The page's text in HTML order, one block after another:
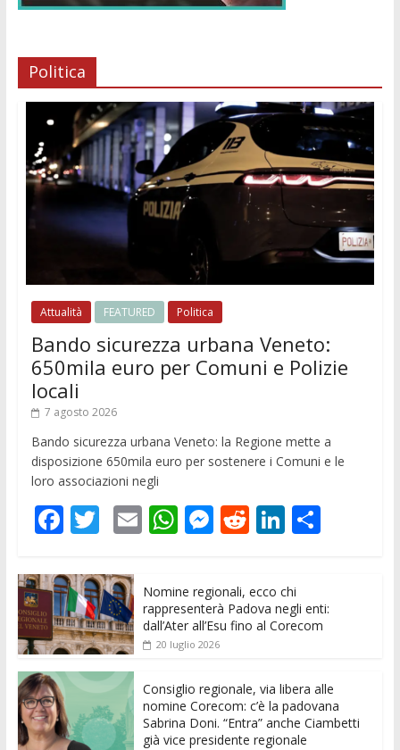
Politica
Attualità FEATURED Politica
Bando sicurezza urbana Veneto:
650mila euro per Comuni e Polizie
locali
7 agosto 2026
Bando sicurezza urbana Veneto: la Regione mette a
disposizione 650mila euro per sostenere i Comuni e le
loro associazioni negli
F
e
b
o
o
k
T
itt
er
E
l
W
s
A
p
p
M
ss
e
n
er
R
di
t
Li
k
e
dI
C
di
vi
Nomine regionali, ecco chi
rappresenterà Padova negli enti:
dall’Ater all’Esu fino al Corecom
20 luglio 2026
Consiglio regionale, via libera alle
nomine Corecom: c’è la padovana
Sabrina Doni. “Entra” anche Ciambetti
già vice presidente regionale